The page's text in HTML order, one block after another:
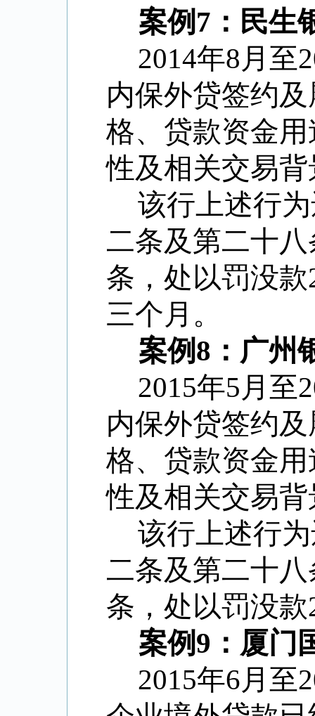
案例7：民生
2014年8月至
内保外贷签约
格、贷款资金
性及相关交易
该行上述行
二条及第二十
条，处以罚没
三个月。
案例8：广州
2015年5月至
内保外贷签约
格、贷款资金
性及相关交易
该行上述行
二条及第二十
条，处以罚没
案例9：厦门
2015年6月至